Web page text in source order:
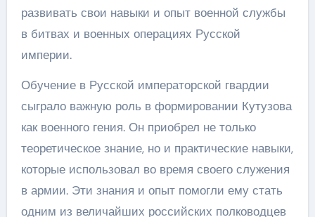
развивать свои навыки и опыт военной службы
в битвах и военных операциях Русской
империи.
Обучение в Русской императорской гвардии
сыграло важную роль в формировании Кутузова
как военного гения. Он приобрел не только
теоретическое знание, но и практические навыки,
которые использовал во время своего служения
в армии. Эти знания и опыт помогли ему стать
одним из величайших российских полководцев